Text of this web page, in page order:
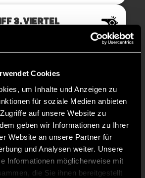
Cookies
um Inhalte und Anzeigen zu
für soziale Medien anbieten
auf unsere Website zu
geben wir Informationen zu Ihrer
Website an unsere Partner für
und Analysen weiter. Unsere
Informationen möglicherweise mit
die Sie ihnen bereitgestellt
3. Viertel
FELDTOR
FELDTOR
3. Viertel
2. Viertel